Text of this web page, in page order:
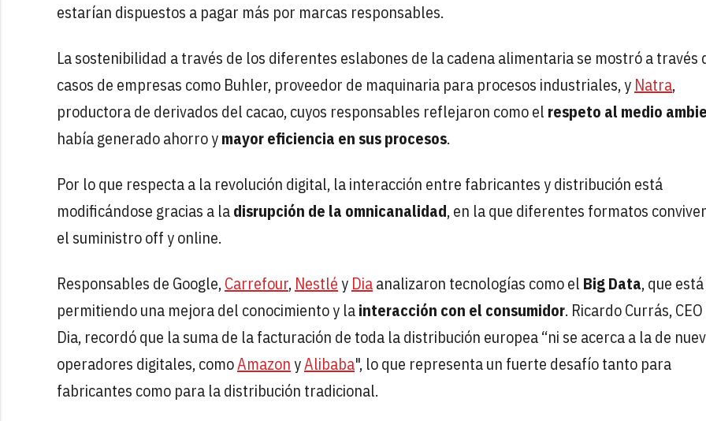
estarían dispuestos a pagar más por marcas responsables.
La sostenibilidad a través de los diferentes eslabones de la cadena alimentaria se mostró a través
casos de empresas como Buhler, proveedor de maquinaria para procesos industriales, y Natra,
productora de derivados del cacao, cuyos responsables reflejaron como el respeto al medio
había generado ahorro ymayor eficiencia en sus procesos.
Por lo que respecta a la revolución digital, la interacción entre fabricantes y distribución está
modificándose gracias a ladisrupción de la omnicanalidad, en la que diferentes formatos
el suministro off y online.
Responsables de Google,Carrefour, Nestléy Diaanalizaron tecnologías como el Big Data, que está
permitiendo una mejora del conocimiento y lainteracción con el consumidor. Ricardo Currás,
Dia, recordó que la suma de la facturación de toda la distribución europea “ni se acerca a la de
operadores digitales, comoAmazonyAlibaba", lo que representa un fuerte desafío tanto para
fabricantes como para la distribución tradicional.